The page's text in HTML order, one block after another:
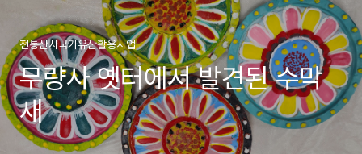
전통산사국가유산활용사업
무량사 옛터에서 발견된 수막
새